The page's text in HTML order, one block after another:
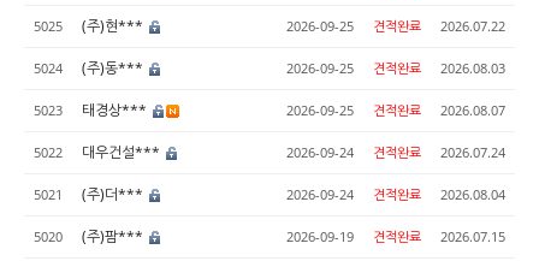
5025 (주)현*** 2026-09-25 견적완료 2026.07.22
5024 (주)동*** 2026-09-25 견적완료 2026.08.03
5023 태경상*** 2026-09-25 견적완료 2026.08.07
5022 대우건설*** 2026-09-24 견적완료 2026.07.24
5021 (주)더*** 2026-09-24 견적완료 2026.08.04
5020 (주)팜*** 2026-09-19 견적완료 2026.07.15